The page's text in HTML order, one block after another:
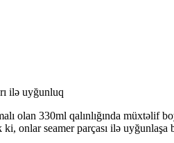
ilə uyğunluq
olan 330ml qalınlığında müxtəlif
onlar seamer parçası ilə uyğunlaşa